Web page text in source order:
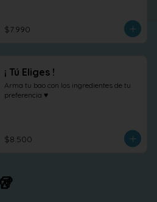
cilantro fresco.
$7.990
¡ Tú Eliges !
Arma tu bao con los ingredientes de tu
preferencia ♥
$8.500